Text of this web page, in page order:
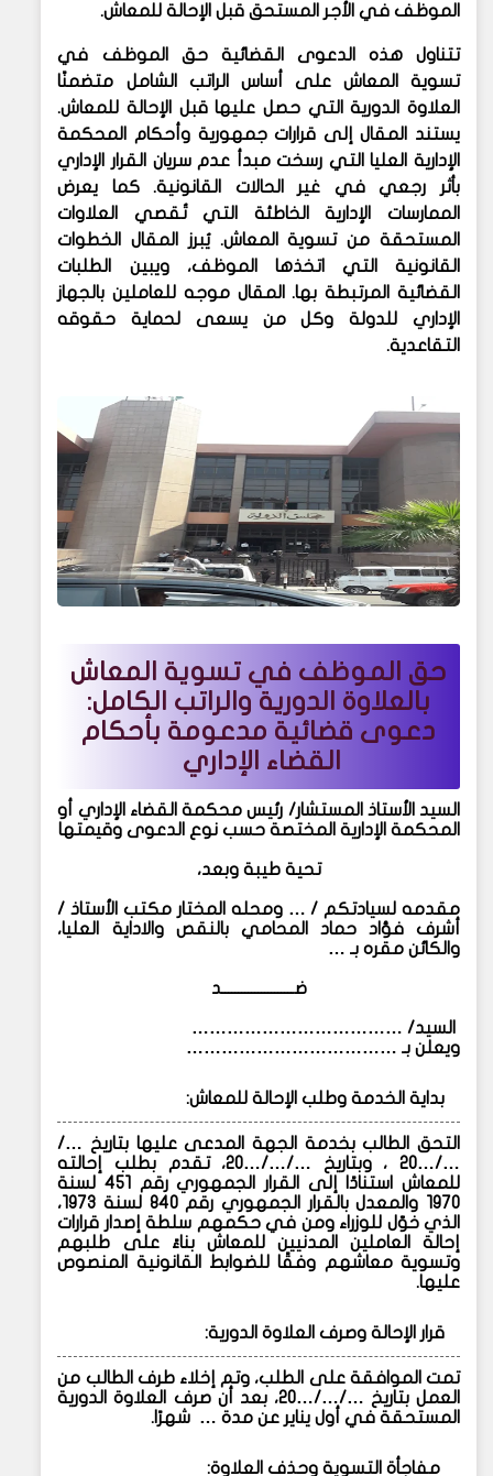
الموظف في الأجر المستحق قبل الإحالة للمعاش.
تتناول هذه الدعوى القضائية حق الموظف في
تسوية المعاش على أساس الراتب الشامل متضمنًا
العلاوة الدورية التي حصل عليها قبل الإحالة للمعاش.
يستند المقال إلى قرارات جمهورية وأحكام المحكمة
الإدارية العليا التي رسخت مبدأ عدم سريان القرار الإداري
بأثر رجعي في غير الحالات القانونية. كما يعرض
الممارسات الإدارية الخاطئة التي تُقصي العلاوات
المستحقة من تسوية المعاش. يُبرز المقال الخطوات
القانونية التي اتخذها الموظف، ويبين الطلبات
القضائية المرتبطة بها. المقال موجه للعاملين بالجهاز
الإداري للدولة وكل من يسعى لحماية حقوقه
التقاعدية.
حق الموظف في تسوية المعاش
بالعلاوة الدورية والراتب الكامل:
دعوى قضائية مدعومة بأحكام
القضاء الإداري
السيد الأستاذ المستشار/ رئيس محكمة القضاء الإداري أو
المحكمة الإدارية المختصة حسب نوع الدعوى وقيمتها
تحية طيبة وبعد،
مقدمه لسيادتكم / … ومحله المختار مكتب الأستاذ /
أشرف فؤاد حماد المحامي بالنقص والاداية العليا،
والكائن مقره بـ …
ضــــــــــــــــــــــد
السيد/ ………………………………
ويعلن بـ ………………………………
بداية الخدمة وطلب الإحالة للمعاش:
التحق الطالب بخدمة الجهة المدعى عليها بتاريخ …/
…/…20 ، وبتاريخ …/…/…20، تقدم بطلب إحالته
للمعاش استنادًا إلى القرار الجمهوري رقم 451 لسنة
1970 والمعدل بالقرار الجمهوري رقم 840 لسنة 1973،
الذي خوّل للوزراء ومن في حكمهم سلطة إصدار قرارات
إحالة العاملين المدنيين للمعاش بناءً على طلبهم
وتسوية معاشهم وفقًا للضوابط القانونية المنصوص
عليها.
قرار الإحالة وصرف العلاوة الدورية:
تمت الموافقة على الطلب، وتم إخلاء طرف الطالب من
العمل بتاريخ …/…/…20، بعد أن صرف العلاوة الدورية
المستحقة في أول يناير عن مدة … شهرًا.
مفاجأة التسوية وحذف العلاوة: